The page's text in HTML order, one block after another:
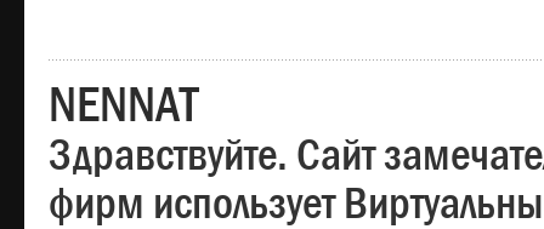
NENNAT
Здравствуйте. Сайт
фирм использует